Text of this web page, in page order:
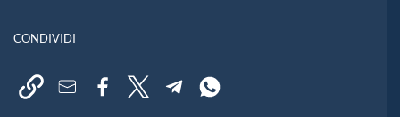
CONDIVIDI